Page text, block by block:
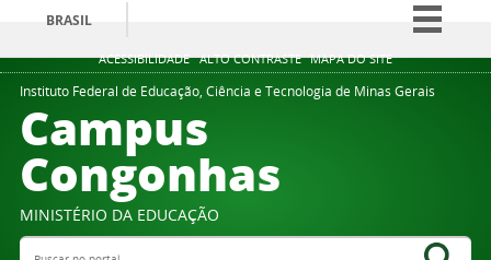
ACESSIBILIDADE ALTO CONTRASTE MAPA DO SITE
BRASIL
Simplifique!
Comunica BR
Instituto Federal de Educação, Ciência e Tecnologia de Minas Gerais
Campus
Congonhas
MINISTÉRIO DA EDUCAÇÃO
Buscar no portal